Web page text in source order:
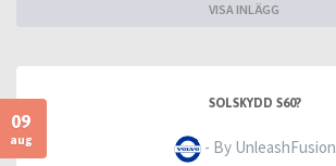
VISA INLÄGG
09
aug
SOLSKYDD S60?
- By UnleashFusion